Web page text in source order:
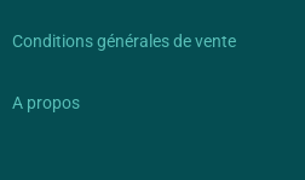
Conditions générales de vente
A propos